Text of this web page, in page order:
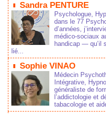
Sandra PENTURE
Psychologue,
dans le 77
d’années,
médico‑sociaux
handicap — qu’il
lié...
Sophie VINAO
Médecin
Intégrative,
généraliste de
l’addictologie et
tabacologie et